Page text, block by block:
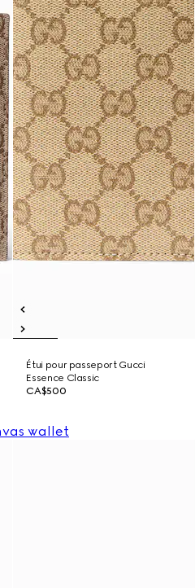
Étui pour passeport Gucci
Essence Classic
CA$500